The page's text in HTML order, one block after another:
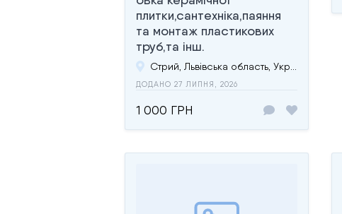
плитки,сантехніка,паяння
та монтаж пластикових
труб,та інш.
ДОДАНО 27 ЛИПНЯ, 2026
1 000 ГРН